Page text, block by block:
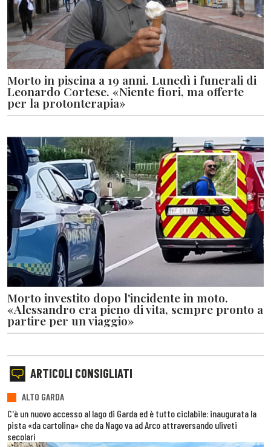
Morto in piscina a 19 anni. Lunedì i funerali di
Leonardo Cortese. «Niente fiori, ma offerte
per la protonterapia»
Morto investito dopo l'incidente in moto.
«Alessandro era pieno di vita, sempre pronto a
partire per un viaggio»
ARTICOLI CONSIGLIATI
ALTO GARDA
C'è un nuovo accesso al lago di Garda ed è tutto ciclabile: inaugurata la
pista «da cartolina» che da Nago va ad Arco attraversando uliveti
secolari